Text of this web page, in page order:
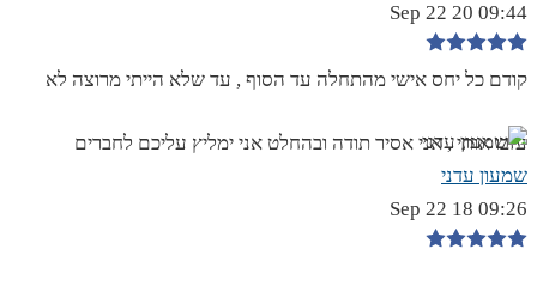
09:44 20 Sep 22
קודם כל יחס אישי מהתחלה עד הסוף , עד שלא הייתי מרוצה לא
עזבו אותי , אני אסיר תודה ובהחלט אני ימליץ עליכם לחברים
שמעון עדני
09:26 18 Sep 22